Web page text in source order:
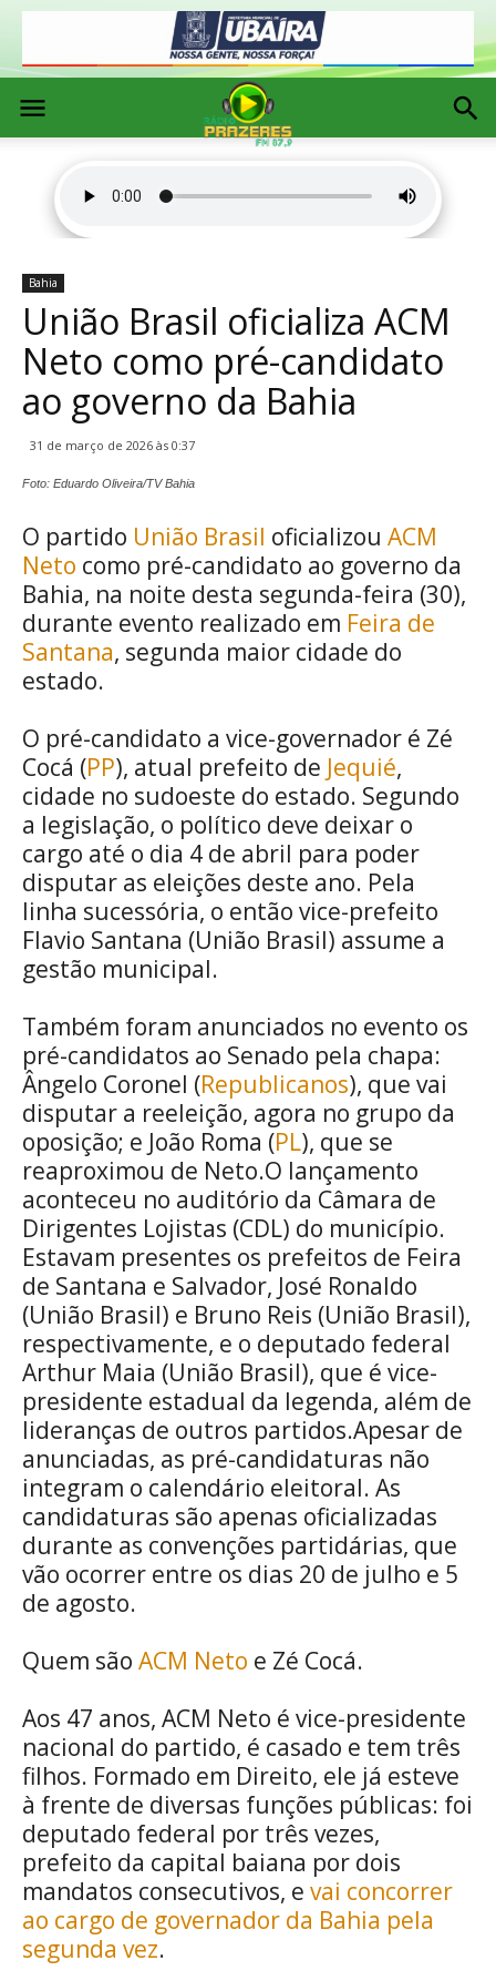
Bahia
União Brasil oficializa ACM
Neto como pré-candidato
ao governo da Bahia
31 de março de 2026 às 0:37
Foto: Eduardo Oliveira/TV Bahia
O partido União Brasil oficializou ACM
Neto como pré-candidato ao governo da
Bahia, na noite desta segunda-feira (30),
durante evento realizado em Feira de
Santana, segunda maior cidade do
estado.
O pré-candidato a vice-governador é Zé
Cocá (PP), atual prefeito de Jequié,
cidade no sudoeste do estado. Segundo
a legislação, o político deve deixar o
cargo até o dia 4 de abril para poder
disputar as eleições deste ano. Pela
linha sucessória, o então vice-prefeito
Flavio Santana (União Brasil) assume a
gestão municipal.
Também foram anunciados no evento os
pré-candidatos ao Senado pela chapa:
Ângelo Coronel (Republicanos), que vai
disputar a reeleição, agora no grupo da
oposição; e João Roma (PL), que se
reaproximou de Neto.O lançamento
aconteceu no auditório da Câmara de
Dirigentes Lojistas (CDL) do município.
Estavam presentes os prefeitos de Feira
de Santana e Salvador, José Ronaldo
(União Brasil) e Bruno Reis (União Brasil),
respectivamente, e o deputado federal
Arthur Maia (União Brasil), que é vice-
presidente estadual da legenda, além de
lideranças de outros partidos.Apesar de
anunciadas, as pré-candidaturas não
integram o calendário eleitoral. As
candidaturas são apenas oficializadas
durante as convenções partidárias, que
vão ocorrer entre os dias 20 de julho e 5
de agosto.
Quem são ACM Neto e Zé Cocá.
Aos 47 anos, ACM Neto é vice-presidente
nacional do partido, é casado e tem três
filhos. Formado em Direito, ele já esteve
à frente de diversas funções públicas: foi
deputado federal por três vezes,
prefeito da capital baiana por dois
mandatos consecutivos, e vai concorrer
ao cargo de governador da Bahia pela
segunda vez.